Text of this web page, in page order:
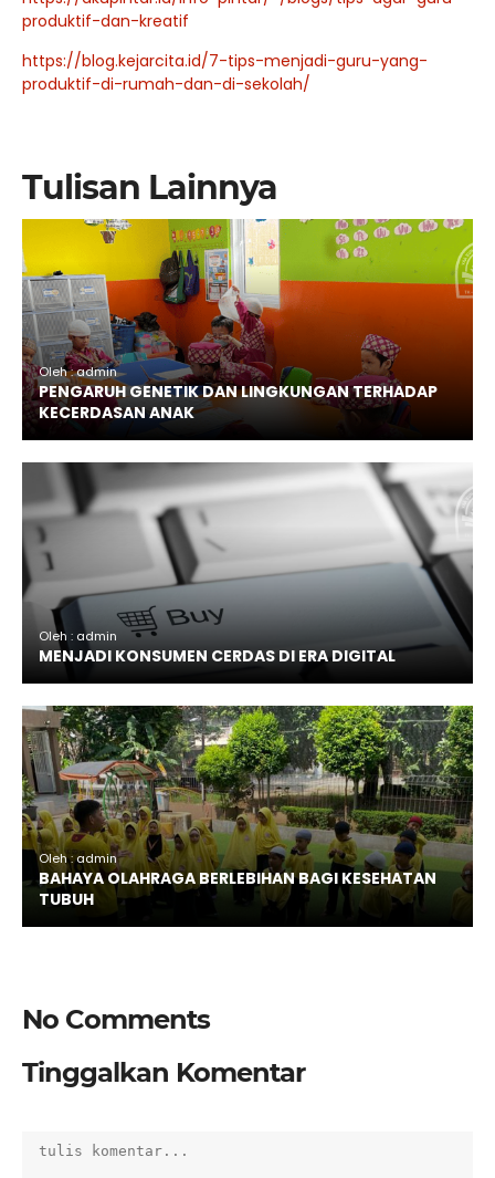
produktif-dan-kreatif
https://blog.kejarcita.id/7-tips-menjadi-guru-yang-
produktif-di-rumah-dan-di-sekolah/
Tulisan Lainnya
Oleh : admin
PENGARUH GENETIK DAN LINGKUNGAN TERHADAP
KECERDASAN ANAK
Oleh : admin
MENJADI KONSUMEN CERDAS DI ERA DIGITAL
Oleh : admin
BAHAYA OLAHRAGA BERLEBIHAN BAGI KESEHATAN
TUBUH
No Comments
Tinggalkan Komentar